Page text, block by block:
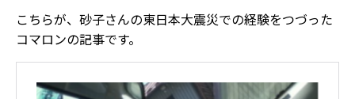
こちらが、砂子さんの東日本大震災での経験をつづった
コマロンの記事です。